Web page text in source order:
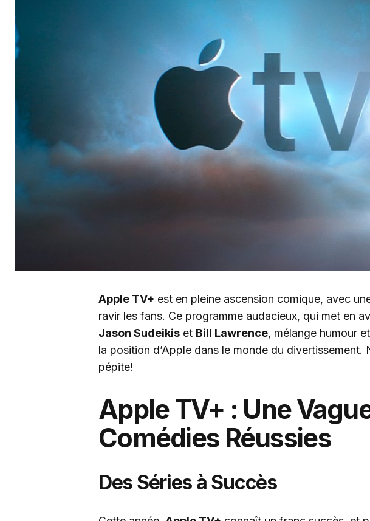
Apple TV+ est en pleine ascension comique, avec
ravir les fans. Ce programme audacieux, qui met en
Jason Sudeikis et Bill Lawrence, mélange humour
la position d’Apple dans le monde du divertissement.
pépite!
Apple TV+ : Une
Comédies Réussies
Des Séries à Succès